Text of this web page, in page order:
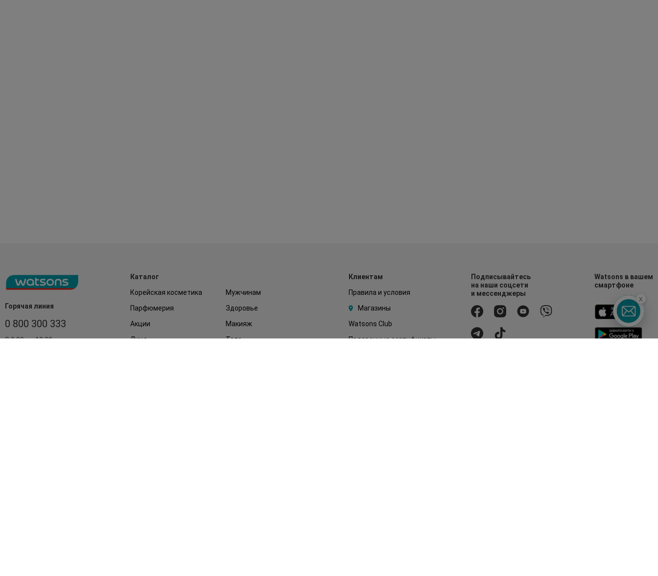
Горячая линия
0 800 300 333
З 9:00 до 19:00
Каталог
Корейская косметика
Мужчинам
Парфюмерия
Здоровье
Акции
Макияж
Лицо
Тело
Клиентам
Правила и условия
Магазины
Watsons Club
Подарочные сертификаты
Подписывайтесь
на наши соцсети
и мессенджеры
Watsons в вашем
смартфоне
x